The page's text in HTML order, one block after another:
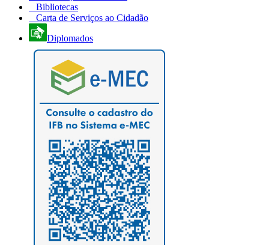
Bibliotecas
Carta de Serviços ao Cidadão
Diplomados